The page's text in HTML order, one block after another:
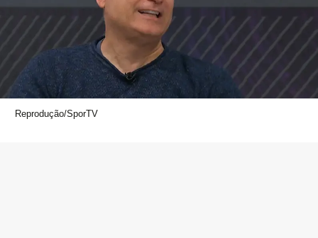
Reprodução/SporTV